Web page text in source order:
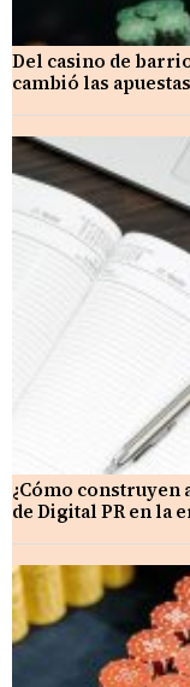
Del casino de
cambió las
¿Cómo
de Digital PR en la